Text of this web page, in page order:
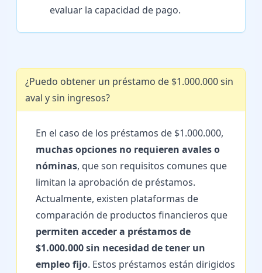
evaluar la capacidad de pago.
¿Puedo obtener un préstamo de $1.000.000 sin
aval y sin ingresos?
En el caso de los préstamos de $1.000.000,
muchas opciones no requieren avales o
nóminas, que son requisitos comunes que
limitan la aprobación de préstamos.
Actualmente, existen plataformas de
comparación de productos financieros que
permiten acceder a préstamos de
$1.000.000 sin necesidad de tener un
empleo fijo. Estos préstamos están dirigidos